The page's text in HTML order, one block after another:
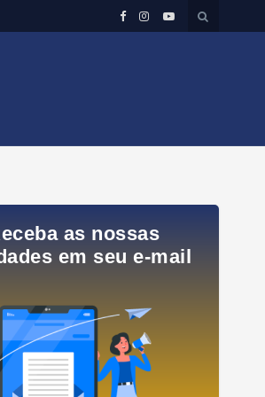
as nossas
em seu e-mail